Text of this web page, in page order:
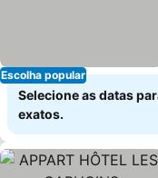
Escolha popular
Selecione as datas
exatos.